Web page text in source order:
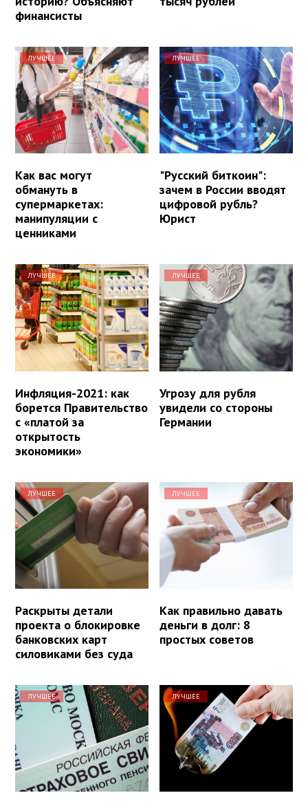
финансисты
ЛУЧШЕЕ
Как вас могут
обмануть в
супермаркетах:
манипуляции с
ценниками
ЛУЧШЕЕ
"Русский биткоин":
зачем в России вводят
цифровой рубль?
Юрист
ЛУЧШЕЕ
Инфляция-2021: как
борется Правительство
с «платой за
открытость
экономики»
ЛУЧШЕЕ
Угрозу для рубля
увидели со стороны
Германии
ЛУЧШЕЕ
Раскрыты детали
проекта о блокировке
банковских карт
силовиками без суда
ЛУЧШЕЕ
Как правильно давать
деньги в долг: 8
простых советов
ЛУЧШЕЕ ЛУЧШЕЕ